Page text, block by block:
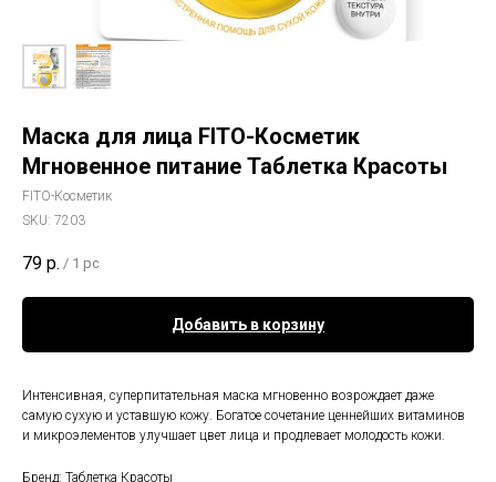
Маска для лица FITO-Косметик
Мгновенное питание Таблетка Красоты
FITO-Косметик
SKU: 7203
79 р. / 1 pc
Добавить в корзину
Интенсивная, суперпитательная маска мгновенно возрождает даже
самую сухую и уставшую кожу. Богатое сочетание ценнейших витаминов
и микроэлементов улучшает цвет лица и продлевает молодость кожи.
Бренд: Таблетка Красоты